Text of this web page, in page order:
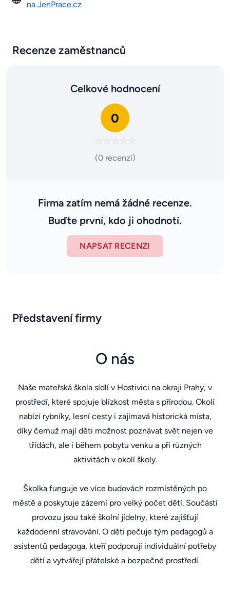
na JenPrace.cz
Recenze zaměstnanců
Celkové hodnocení
0
(0 recenzí)
Firma zatím nemá žádné recenze.
Buďte první, kdo ji ohodnotí.
NAPSAT RECENZI
Představení firmy
O nás
Naše mateřská škola sídlí v Hostivici na okraji Prahy, v
prostředí, které spojuje blízkost města s přírodou. Okolí
nabízí rybníky, lesní cesty i zajímavá historická místa,
díky čemuž mají děti možnost poznávat svět nejen ve
třídách, ale i během pobytu venku a při různých
aktivitách v okolí školy.
Školka funguje ve více budovách rozmístěných po
městě a poskytuje zázemí pro velký počet dětí. Součástí
provozu jsou také školní jídelny, které zajišťují
každodenní stravování. O děti pečuje tým pedagogů a
asistentů pedagoga, kteří podporují individuální potřeby
dětí a vytvářejí přátelské a bezpečné prostředí.